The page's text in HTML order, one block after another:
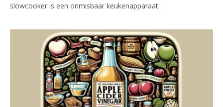
slowcooker is een onmisbaar keukenapparaat…